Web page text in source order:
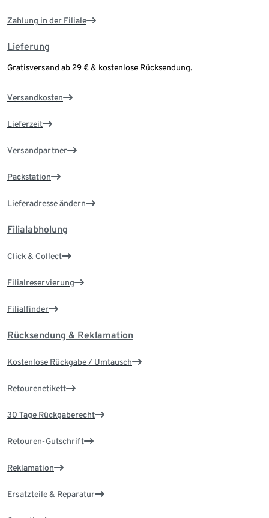
Zahlung in der Filiale
Lieferung
Gratisversand ab 29 € & kostenlose Rücksendung.
Versandkosten
Lieferzeit
Versandpartner
Packstation
Lieferadresse ändern
Filialabholung
Click & Collect
Filialreservierung
Filialfinder
Rücksendung & Reklamation
Kostenlose Rückgabe / Umtausch
Retourenetikett
30 Tage Rückgaberecht
Retouren-Gutschrift
Reklamation
Ersatzteile & Reparatur